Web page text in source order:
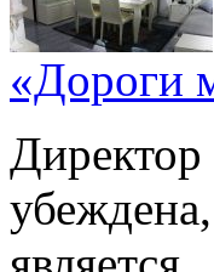
«Дороги